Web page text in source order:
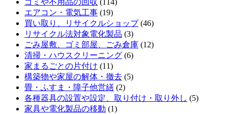
ゴミや不用品の回収 (114)
エアコン・電気工事 (19)
買い取り、リサイクルショップ(46)
リサイクル法対象電化製品 (3)
ごみ屋敷、ゴミ部屋、ごみ倉庫 (12)
清掃・ハウスクリーニング (6)
家まるごとの片付け (11)
構築物や家屋の解体・撤去 (5)
畳・ふすま・障子他営繕 (2)
各種器具の設置や設定、取り付け・取り外し (5)
家具や電化製品の移動 (1)